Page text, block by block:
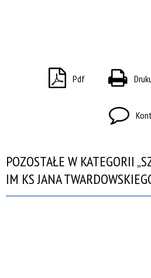
Pdf
POZOSTAŁE W KATEGORII
IM KS JANA